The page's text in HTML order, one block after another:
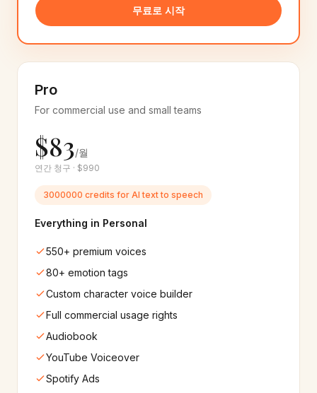
🇦🇱 🇪🇹
20+ 음성 6+ 음성
🇲🇰6+ 음성 🇦🇲
🇦🇿Azerbaijani
6+ 음성
☁️Google
음성 🔷Microsoft
IBM
30+
🍎 220+ 음성 📱
무료로 시작
Pro
For commercial use and small teams
$83/월
연간 청구 · $990
3000000 credits for AI text to speech
Everything in Personal
550+ premium voices
80+ emotion tags
Custom character voice builder
Full commercial usage rights
Audiobook
YouTube Voiceover
Spotify Ads